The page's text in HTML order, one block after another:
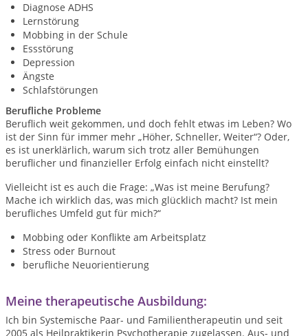
Diagnose ADHS
Lernstörung
Mobbing in der Schule
Essstörung
Depression
Ängste
Schlafstörungen
Berufliche Probleme
Beruflich weit gekommen, und doch fehlt etwas im Leben? Wo
ist der Sinn für immer mehr „Höher, Schneller, Weiter“? Oder,
es ist unerklärlich, warum sich trotz aller Bemühungen
beruflicher und finanzieller Erfolg einfach nicht einstellt?
Vielleicht ist es auch die Frage: „Was ist meine Berufung?
Mache ich wirklich das, was mich glücklich macht? Ist mein
berufliches Umfeld gut für mich?“
Mobbing oder Konflikte am Arbeitsplatz
Stress oder Burnout
berufliche Neuorientierung
Meine therapeutische Ausbildung:
Ich bin Systemische Paar- und Familientherapeutin und seit
2005 als Heilpraktikerin Psychotherapie zugelassen. Aus- und